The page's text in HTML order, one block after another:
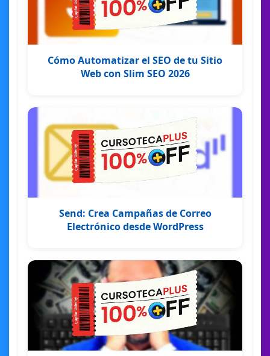
Cómo Automatizar el SEO de tu Sitio
Web con Slim SEO 2026
Send: Crea Campañas de Correo
Electrónico desde WordPress